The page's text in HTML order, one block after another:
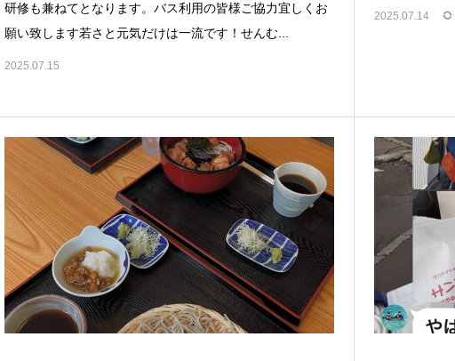
研修も兼ねてとなります。バス利用の皆様ご協力宜しくお
願い致します若さと元気だけは一流です！せんむ...
2025.07.15
2025.07.14